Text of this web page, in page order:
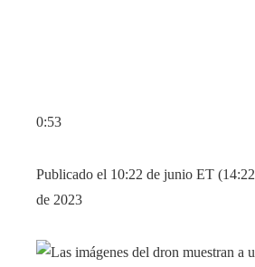
0:53
Publicado el 10:22 de junio ET
de 2023